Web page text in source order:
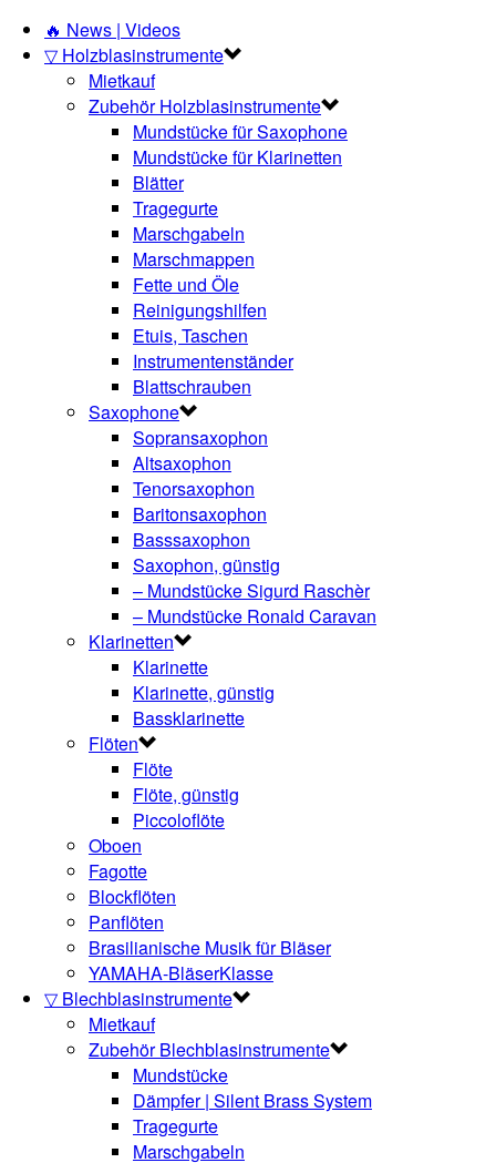
🔥 News | Videos
▽ Holzblasinstrumente
Mietkauf
Zubehör Holzblasinstrumente
Mundstücke für Saxophone
Mundstücke für Klarinetten
Blätter
Tragegurte
Marschgabeln
Marschmappen
Fette und Öle
Reinigungshilfen
Etuis, Taschen
Instrumentenständer
Blattschrauben
Saxophone
Sopransaxophon
Altsaxophon
Tenorsaxophon
Baritonsaxophon
Basssaxophon
Saxophon, günstig
– Mundstücke Sigurd Raschèr
– Mundstücke Ronald Caravan
Klarinetten
Klarinette
Klarinette, günstig
Bassklarinette
Flöten
Flöte
Flöte, günstig
Piccoloflöte
Oboen
Fagotte
Blockflöten
Panflöten
Brasilianische Musik für Bläser
YAMAHA-BläserKlasse
▽ Blechblasinstrumente
Mietkauf
Zubehör Blechblasinstrumente
Mundstücke
Dämpfer | Silent Brass System
Tragegurte
Marschgabeln